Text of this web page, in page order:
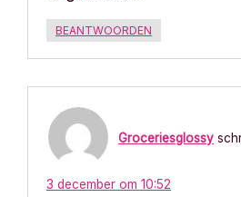
BEANTWOORDEN
Groceriesglossy
3 december om 10:52